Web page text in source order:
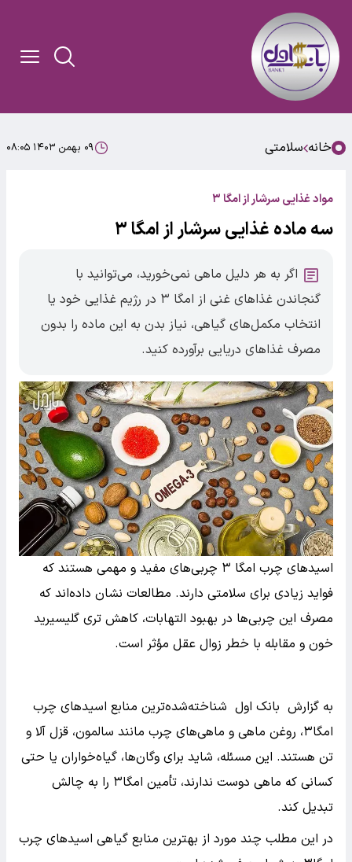
خانه سلامتی ۰۹ بهمن ۱۴۰۳ ۰۸:۰۵
مواد غذایی سرشار از امگا ۳
سه ماده غذایی سرشار از امگا ۳
اگر به هر دلیل ماهی نمی‌خورید، می‌توانید با
گنجاندن غذاهای غنی از امگا ۳ در رژیم غذایی خود یا
انتخاب مکمل‌های گیاهی، نیاز بدن به این ماده را بدون
مصرف غذاهای دریایی برآورده کنید.
اسیدهای چرب امگا ۳ چربی‌های مفید و مهمی هستند که
فواید زیادی برای سلامتی دارند. مطالعات نشان داده‌اند که
مصرف این چربی‌ها در بهبود التهابات، کاهش تری گلیسیرید
خون و مقابله با خطر زوال عقل مؤثر است.
به گزارش بانک اول شناخته‌شده‌ترین منابع اسیدهای چرب
امگا۳، روغن ماهی و ماهی‌های چرب مانند سالمون، قزل آلا و
تن هستند. این مسئله، شاید برای وگان‌ها، گیاه‌خواران یا حتی
کسانی که ماهی دوست ندارند، تأمین امگا۳ را به چالش
تبدیل کند.
در این مطلب چند مورد از بهترین منابع گیاهی اسیدهای چرب